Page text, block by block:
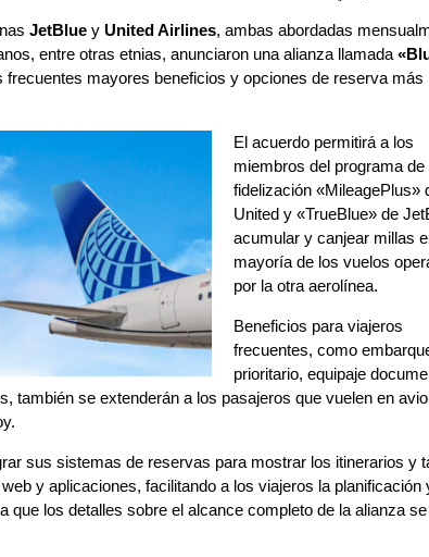
JetBluey United Airlines, ambas abordadas
entre otras etnias, anunciaron una alianza llamada
mayores beneficios y opciones de reserva más
El acuerdo permitirá a los
miembros del programa de
fidelización «MileagePlus»
United y «TrueBlue» de
acumular y canjear millas
mayoría de los vuelos
por la otra aerolínea.
Beneficios para viajeros
frecuentes, como
prioritario, equipaje
también se extenderán a los pasajeros que vuelen en
sus sistemas de reservas para mostrar los itinerarios y
y aplicaciones, facilitando a los viajeros la planificación
que los detalles sobre el alcance completo de la alianza se